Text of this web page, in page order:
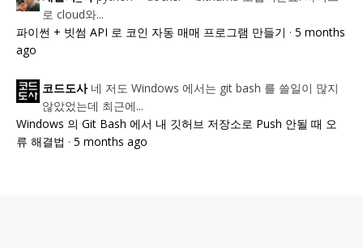
로 cloud와...
파이썬 + 빗썸 API 로 코인 자동 매매 프로그램 만들기 · 5 months
ago
코드도사 네 저도 Windows 에서는 git bash 를 쓸일이 많지
않았었는데 최근에...
Windows 의 Git Bash 에서 내 깃허브 저장소로 Push 안될 때 오
류 해결법 · 5 months ago